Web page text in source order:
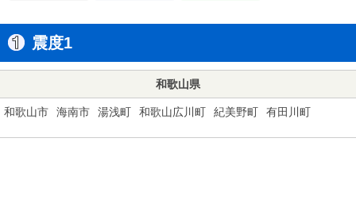
震度1
和歌山県
和歌山市 海南市 湯浅町 和歌山広川町 紀美野町 有田川町